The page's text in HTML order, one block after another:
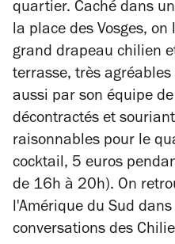
quartier. Caché dans
la place des Vosges,
grand drapeau chilien
terrasse, très
aussi par son équipe
décontractés et
raisonnables pour le
cocktail, 5 euros
de 16h à 20h). On
l'Amérique du Sud
conversations des